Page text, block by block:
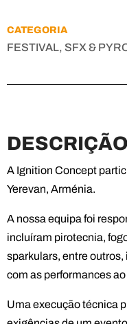
CATEGORIA
FESTIVAL, SFX &
DESCRIÇÃO
A Ignition Concept
Yerevan, Arménia.
A nossa equipa foi
incluíram pirotecnia,
sparkulars, entre
com as performances ao
Uma execução técnica